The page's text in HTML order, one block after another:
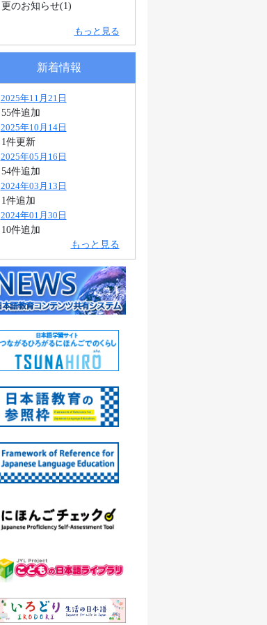
更のお知らせ(1)
もっと見る
新着情報
2025年11月21日
55件追加
2025年10月14日
1件更新
2025年05月16日
54件追加
2024年03月13日
1件追加
2024年01月30日
10件追加
もっと見る